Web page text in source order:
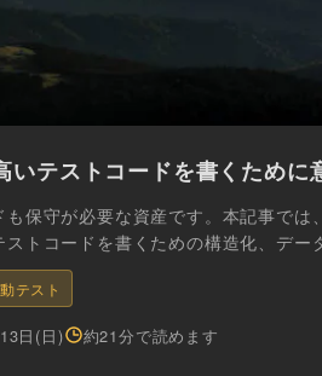
いテストコードを書くために
も保守が必要な資産です。本記事で
ストコードを書くための構造化、デー
テスト
日(日) 約21分で読めます